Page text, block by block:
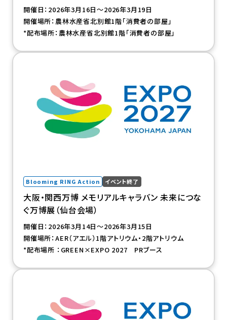
開催日：2026年3月16日～2026年3月19日
開催場所：農林水産省北別館1階「消費者の部屋」
*配布場所：農林水産省北別館1階「消費者の部屋」
Blooming RING Action イベント終了
大阪・関西万博 メモリアルキャラバン 未来につな
ぐ万博展（仙台会場）
開催日：2026年3月14日～2026年3月15日
開催場所：AER（アエル）1階アトリウム・2階アトリウム
*配布場所 ：GREEN×EXPO 2027 PRブース
（新規タブで開きます）
（新規タブで開きます）